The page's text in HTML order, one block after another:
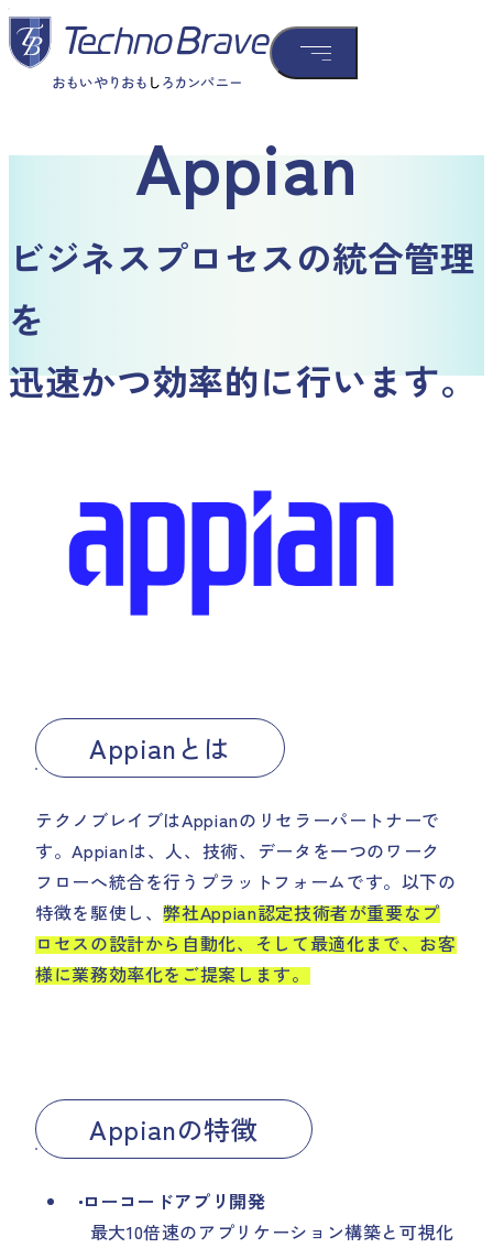
Appian
ビジネスプロセスの統合管理
を
迅速かつ効率的に行います。
Appianとは
テクノブレイブはAppianのリセラーパートナーで
す。Appianは、人、技術、データを一つのワーク
フローへ統合を行うプラットフォームです。以下の
特徴を駆使し、弊社Appian認定技術者が重要なプ
ロセスの設計から自動化、そして最適化まで、お客
様に業務効率化をご提案します。
Appianの特徴
ローコードアプリ開発
最大10倍速のアプリケーション構築と可視化